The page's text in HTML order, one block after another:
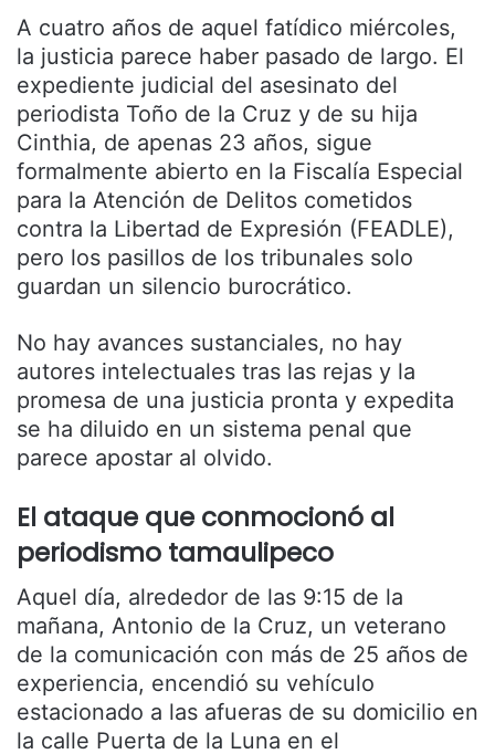
A cuatro años de aquel fatídico miércoles,
la justicia parece haber pasado de largo. El
expediente judicial del asesinato del
periodista Toño de la Cruz y de su hija
Cinthia, de apenas 23 años, sigue
formalmente abierto en la Fiscalía Especial
para la Atención de Delitos cometidos
contra la Libertad de Expresión (FEADLE),
pero los pasillos de los tribunales solo
guardan un silencio burocrático.
No hay avances sustanciales, no hay
autores intelectuales tras las rejas y la
promesa de una justicia pronta y expedita
se ha diluido en un sistema penal que
parece apostar al olvido.
El ataque que conmocionó al
periodismo tamaulipeco
Aquel día, alrededor de las 9:15 de la
mañana, Antonio de la Cruz, un veterano
de la comunicación con más de 25 años de
experiencia, encendió su vehículo
estacionado a las afueras de su domicilio en
la calle Puerta de la Luna en el